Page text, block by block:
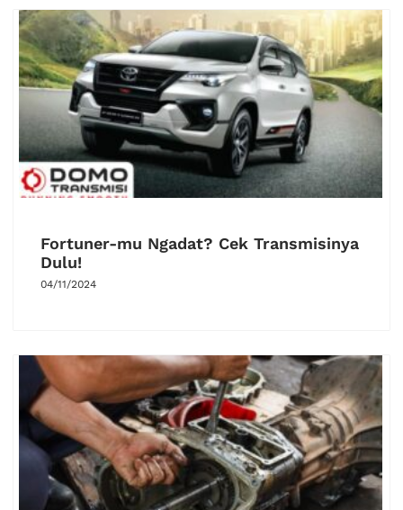
Fortuner-mu Ngadat? Cek Transmisinya
Dulu!
04/11/2024